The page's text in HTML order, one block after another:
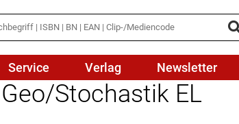
Service Verlag Newsletter
Stochastik EL